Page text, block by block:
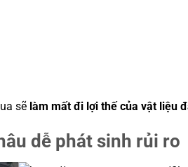
sẽ làm mất đi lợi thế của vật liệu
dễ phát sinh rủi ro